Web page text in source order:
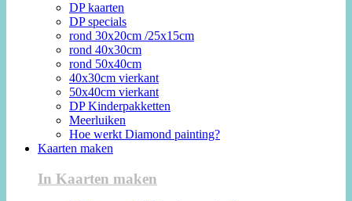
DP kaarten
DP specials
rond 30x20cm /25x15cm
rond 40x30cm
rond 50x40cm
40x30cm vierkant
50x40cm vierkant
DP Kinderpakketten
Meerluiken
Hoe werkt Diamond painting?
Kaarten maken
In Kaarten maken